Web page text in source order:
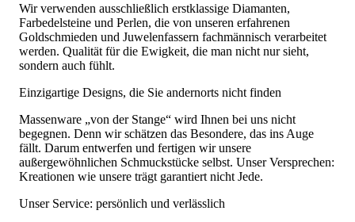
Wir verwenden ausschließlich erstklassige Diamanten,
Farbedelsteine und Perlen, die von unseren erfahrenen
Goldschmieden und Juwelenfassern fachmännisch verarbeitet
werden. Qualität für die Ewigkeit, die man nicht nur sieht,
sondern auch fühlt.
Einzigartige Designs, die Sie andernorts nicht finden
Massenware „von der Stange“ wird Ihnen bei uns nicht
begegnen. Denn wir schätzen das Besondere, das ins Auge
fällt. Darum entwerfen und fertigen wir unsere
außergewöhnlichen Schmuckstücke selbst. Unser Versprechen:
Kreationen wie unsere trägt garantiert nicht Jede.
Unser Service: persönlich und verlässlich